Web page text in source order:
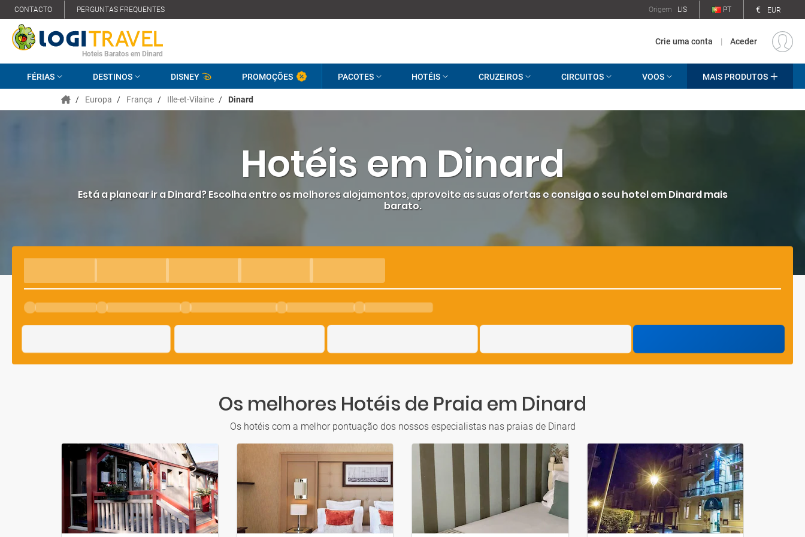
CONTACTO PERGUNTAS FREQUENTES Origem LIS PT € EUR
Hoteis Baratos em Dinard
Crie uma conta | Aceder
FÉRIAS DESTINOS DISNEY PROMOÇÕES PACOTES HOTÉIS CRUZEIROS CIRCUITOS VOOS MAIS PRODUTOS
/ Europa / França / Ille-et-Vilaine / Dinard
Hotéis em Dinard
Está a planear ir a Dinard? Escolha entre os melhores alojamentos, aproveite as suas ofertas e consiga o seu hotel em Dinard mais
barato.
Os melhores Hotéis de Praia em Dinard
Os hotéis com a melhor pontuação dos nossos especialistas nas praias de Dinard